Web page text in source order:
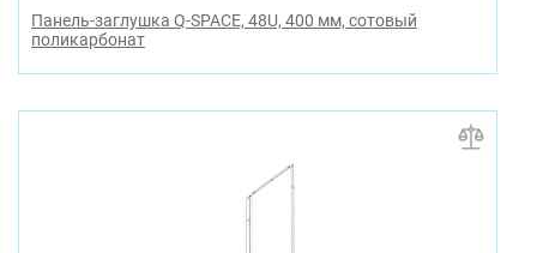
Панель-заглушка Q-SPACE, 48U, 400 мм, сотовый
поликарбонат